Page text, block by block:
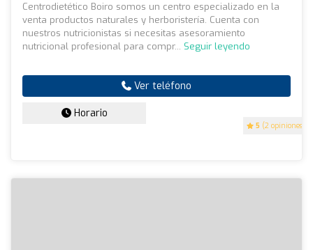
5 (2 opiniones)
Centrodietético Boiro somos un centro especializado en la
venta productos naturales y herboristería. Cuenta con
nuestros nutricionistas si necesitas asesoramiento
nutricional profesional para compr... Seguir leyendo
Ver teléfono
Horario